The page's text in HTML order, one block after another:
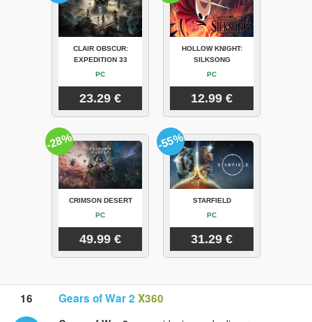
CLAIR OBSCUR:
EXPEDITION 33
PC
23.29 €
HOLLOW KNIGHT:
SILKSONG
PC
12.99 €
CRIMSON DESERT
PC
49.99 €
-28%
STARFIELD
PC
31.29 €
-55%
16 Gears of War 2 X360